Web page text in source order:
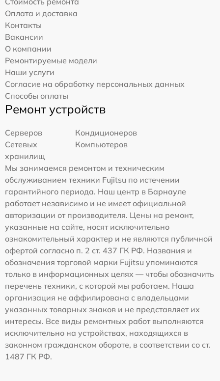
Оплата и доставка
Контакты
Вакансии
О компании
Ремонтируемые модели
Наши услуги
Согласие на обработку персональных данных
Способы оплаты
Ремонт устройств
Серверов
Кондиционеров
Сетевых
хранилищ
Компьютеров
Мы занимаемся ремонтом и техническим
обслуживанием техники Fujitsu по истечении
гарантийного периода. Наш центр в Барнауле
работает независимо и не имеет официальной
авторизации от производителя. Цены на ремонт,
указанные на сайте, носят исключительно
ознакомительный характер и не являются публичной
офертой согласно п. 2 ст. 437 ГК РФ. Названия и
обозначения торговой марки Fujitsu упоминаются
только в информационных целях — чтобы обозначить
перечень техники, с которой мы работаем. Наша
организация не аффилирована с владельцами
указанных товарных знаков и не представляет их
интересы. Все виды ремонтных работ выполняются
исключительно на устройствах, находящихся в
законном гражданском обороте, в соответствии со ст.
1487 ГК РФ.